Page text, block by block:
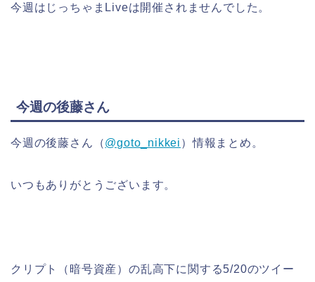
今週はじっちゃまLiveは開催されませんでした。
今週の後藤さん
今週の後藤さん（@goto_nikkei ）情報まとめ。
いつもありがとうございます。
クリプト（暗号資産）の乱高下に関する5/20のツイー